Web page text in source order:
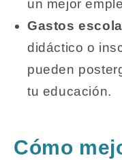
un mejor
Gastos
didáctico o
pueden
tu educación.
Cómo